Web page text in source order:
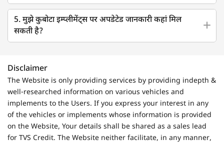
5. मुझे कुबोटा इम्प्लीमेंट्स पर अपडेटेड जानकारी कहां मिल
सकती है?
Disclaimer
The Website is only providing services by providing indepth &
well-researched information on various vehicles and
implements to the Users. If you express your interest in any
of the vehicles or implements whose information is provided
on the Website, Your details shall be shared as a sales lead
for TVS Credit. The Website neither facilitate, in any manner,